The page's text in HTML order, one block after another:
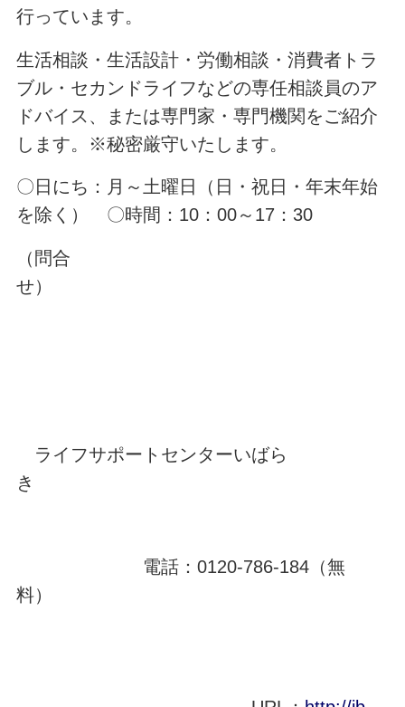
行っています。
生活相談・生活設計・労働相談・消費者トラ
ブル・セカンドライフなどの専任相談員のア
ドバイス、または専門家・専門機関をご紹介
します。※秘密厳守いたします。
〇日にち：月～土曜日（日・祝日・年末年始
を除く） 〇時間：10：00～17：30
（問合
せ）
ライフサポートセンターいばら
き
電話：0120-786-184（無
料）